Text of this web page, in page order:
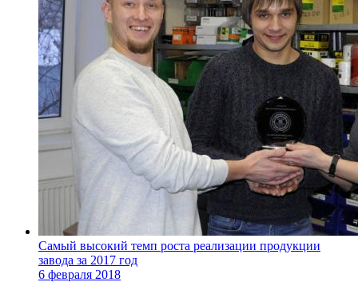
Cамый высокий темп роста реализации продукции
завода за 2017 год
6 февраля 2018